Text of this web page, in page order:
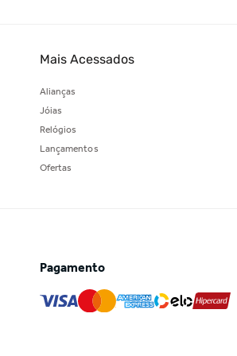
Mais Acessados
Alianças
Jóias
Relógios
Lançamentos
Ofertas
Pagamento